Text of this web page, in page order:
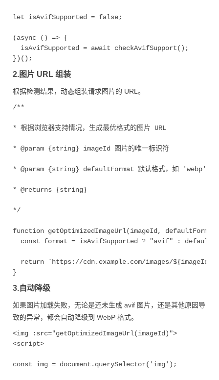
let isAvifSupported = false;
(async () => {
  isAvifSupported = await checkAvifSupport();
})();
2.图片 URL 组装
根据检测结果，动态组装请求图片的 URL。
/**
* 根据浏览器支持情况，生成最优格式的图片 URL
* @param {string} imageId 图片的唯一标识符
* @param {string} defaultFormat 默认格式，如 'webp'
* @returns {string}
*/
function getOptimizedImageUrl(imageId,
const format = isAvifSupported ? "avif" :
return `https://cdn.example.com/images/
}
3.自动降级
如果图片加载失败，无论是还未生成 avif 图片，还是其他原因导
致的异常，都会自动降级到 WebP 格式。
<img :src="getOptimizedImageUrl(imageId)">
<script>
const img = document.querySelector('img');